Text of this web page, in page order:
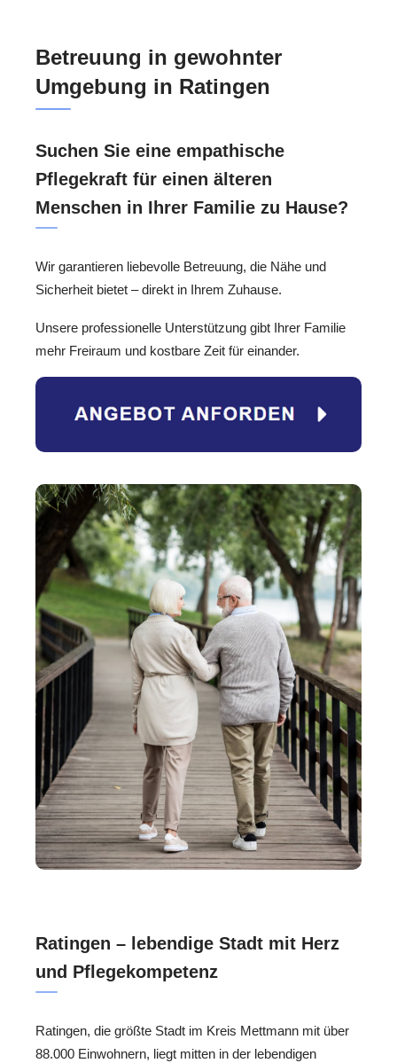
Betreuung in gewohnter
Umgebung in Ratingen
Suchen Sie eine empathische
Pflegekraft für einen älteren
Menschen in Ihrer Familie zu Hause?
Wir garantieren liebevolle Betreuung, die Nähe und
Sicherheit bietet – direkt in Ihrem Zuhause.
Unsere professionelle Unterstützung gibt Ihrer Familie
mehr Freiraum und kostbare Zeit für einander.
Ratingen – lebendige Stadt mit Herz
und Pflegekompetenz
Ratingen, die größte Stadt im Kreis Mettmann mit über
88.000 Einwohnern, liegt mitten in der lebendigen